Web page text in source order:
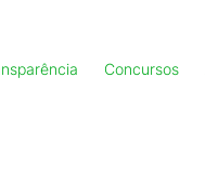
Concursos